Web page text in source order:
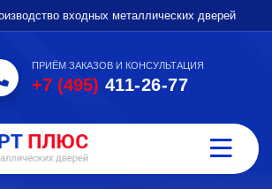
входных металлических дверей
ПРИЁМ ЗАКАЗОВ И КОНСУЛЬТАЦИЯ
+7 (495) 411-26-77